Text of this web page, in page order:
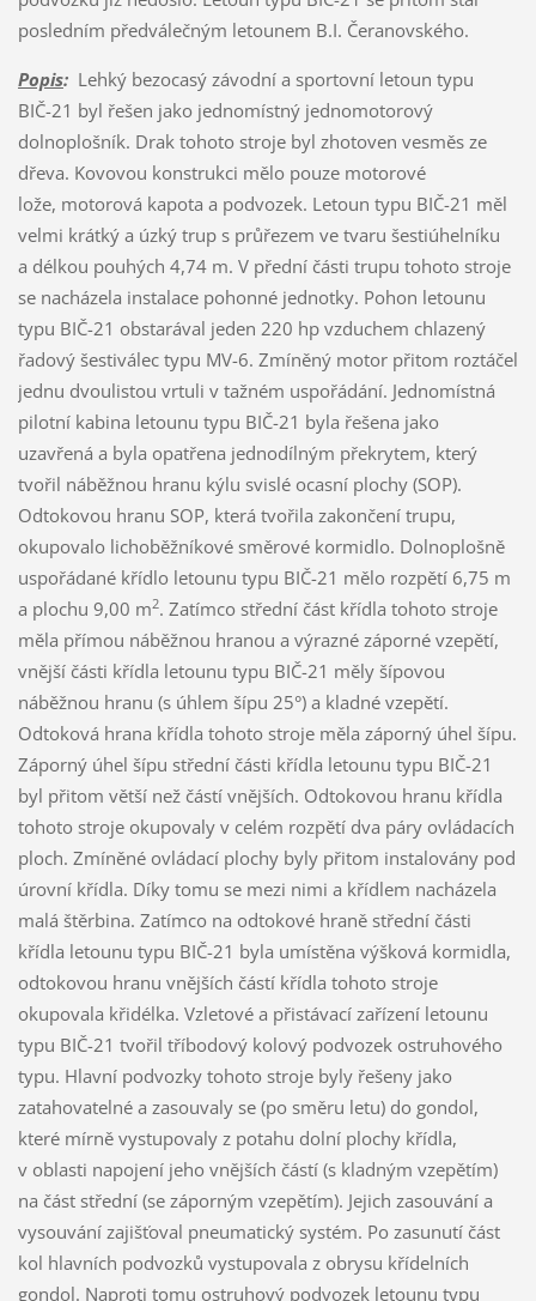
posledním předválečným letounem B.I. Čeranovského.
Popis:Lehký bezocasý závodní a sportovní letoun typu
BIČ-21 byl řešen jako jednomístný jednomotorový
dolnoplošník. Drak tohoto stroje byl zhotoven vesměs ze
dřeva. Kovovou konstrukci mělo pouze motorové
lože, motorová kapota a podvozek. Letoun typu BIČ-21 měl
velmi krátký a úzký trup s průřezem ve tvaru šestiúhelníku
a délkou pouhých 4,74 m. V přední části trupu tohoto stroje
se nacházela instalace pohonné jednotky. Pohon letounu
typu BIČ-21 obstarával jeden 220 hp vzduchem chlazený
řadový šestiválec typu MV-6. Zmíněný motor přitom roztáčel
jednu dvoulistou vrtuli v tažném uspořádání. Jednomístná
pilotní kabina letounu typu BIČ-21 byla řešena jako
uzavřená a byla opatřena jednodílným překrytem, který
tvořil náběžnou hranu kýlu svislé ocasní plochy (SOP).
Odtokovou hranu SOP, která tvořila zakončení trupu,
okupovalo lichoběžníkové směrové kormidlo. Dolnoplošně
uspořádané křídlo letounu typu BIČ-21 mělo rozpětí 6,75 m
a plochu 9,00 m2. Zatímco střední část křídla tohoto stroje
měla přímou náběžnou hranou a výrazné záporné vzepětí,
vnější části křídla letounu typu BIČ-21 měly šípovou
náběžnou hranu (s úhlem šípu 25°) a kladné vzepětí.
Odtoková hrana křídla tohoto stroje měla záporný úhel šípu.
Záporný úhel šípu střední části křídla letounu typu BIČ-21
byl přitom větší než částí vnějších. Odtokovou hranu křídla
tohoto stroje okupovaly v celém rozpětí dva páry ovládacích
ploch. Zmíněné ovládací plochy byly přitom instalovány pod
úrovní křídla. Díky tomu se mezi nimi a křídlem nacházela
malá štěrbina. Zatímco na odtokové hraně střední části
křídla letounu typu BIČ-21 byla umístěna výšková kormidla,
odtokovou hranu vnějších částí křídla tohoto stroje
okupovala křidélka. Vzletové a přistávací zařízení letounu
typu BIČ-21 tvořil tříbodový kolový podvozek ostruhového
typu. Hlavní podvozky tohoto stroje byly řešeny jako
zatahovatelné a zasouvaly se (po směru letu) do gondol,
které mírně vystupovaly z potahu dolní plochy křídla,
v oblasti napojení jeho vnějších částí (s kladným vzepětím)
na část střední (se záporným vzepětím). Jejich zasouvání a
vysouvání zajišťoval pneumatický systém. Po zasunutí část
kol hlavních podvozků vystupovala z obrysu křídelních
gondol. Naproti tomu ostruhový podvozek letounu typu